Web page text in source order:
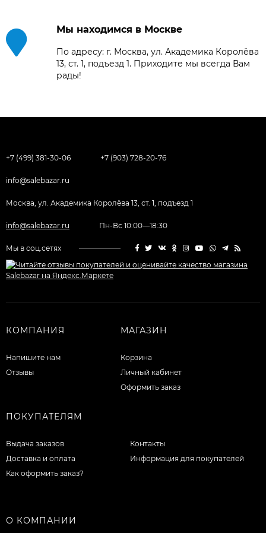
Мы находимся в Москве
По адресу: г. Москва, ул. Академика Королёва
13, ст. 1, подъезд 1. Приходите мы всегда Вам
рады!
+7 (499) 381-30-06 +7 (903) 728-20-76
info@salebazar.ru
Москва, ул. Академика Королёва 13, ст. 1, подъезд 1
info@salebazar.ru Пн-Вс 10:00—18:30
Мы в соц.сетях
КОМПАНИЯ
Напишите нам
Отзывы
МАГАЗИН
Корзина
Личный кабинет
Оформить заказ
ПОКУПАТЕЛЯМ
Выдача заказов
Доставка и оплата
Как оформить заказ?
Контакты
Информация для покупателей
О КОМПАНИИ